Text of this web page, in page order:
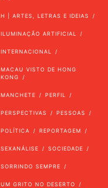
H | ARTES, LETRAS E IDEIAS
ILUMINAÇÃO ARTIFICIAL
INTERNACIONAL
MACAU VISTO DE HONG
KONG
MANCHETE PERFIL
PERSPECTIVAS PESSOAS
POLÍTICA REPORTAGEM
SEXANÁLISE SOCIEDADE
SORRINDO SEMPRE
UM GRITO NO DESERTO